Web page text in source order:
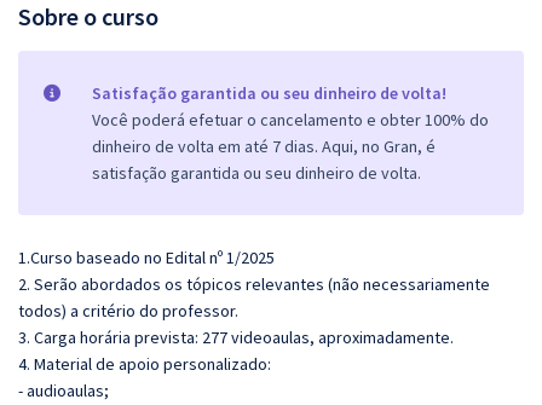
Sobre o curso
Satisfação garantida ou seu dinheiro de volta!
Você poderá efetuar o cancelamento e obter 100% do
dinheiro de volta em até 7 dias. Aqui, no Gran, é
satisfação garantida ou seu dinheiro de volta.
1.Curso baseado no Edital nº 1/2025
2. Serão abordados os tópicos relevantes (não necessariamente
todos) a critério do professor.
3. Carga horária prevista: 277 videoaulas, aproximadamente.
4. Material de apoio personalizado:
- audioaulas;